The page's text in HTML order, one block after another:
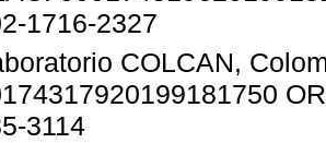
1716-2327
COLCAN,
3114